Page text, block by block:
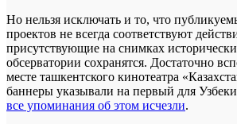
Но нельзя исключать и то, что
проектов не всегда соответствуют
присутствующие на снимках
обсерватории сохранятся. Достаточно
месте ташкентского кинотеатра
баннеры указывали на первый для
все упоминания об этом исчезли.